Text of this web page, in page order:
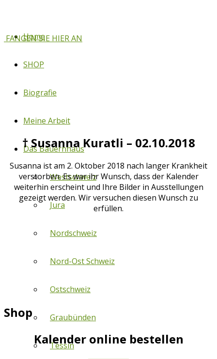
Home
SHOP
Biografie
Meine Arbeit
Das Bauernhaus
Westschweiz
Jura
Nordschweiz
Nord-Ost Schweiz
Ostschweiz
Graubünden
Tessin
FANGEN SIE HIER AN
† Susanna Kuratli – 02.10.2018
Susanna ist am 2. Oktober 2018 nach langer Krankheit
verstorben. Es war ihr Wunsch, dass der Kalender
weiterhin erscheint und Ihre Bilder in Ausstellungen
gezeigt werden. Wir versuchen diesen Wunsch zu
erfüllen.
Shop
Kalender online bestellen